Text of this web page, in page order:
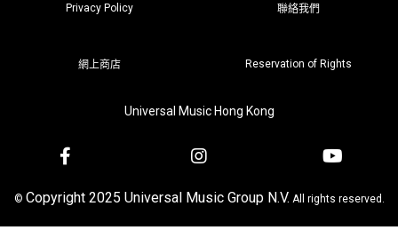
Privacy Policy 聯絡我們
網上商店 Reservation of Rights
Universal Music Hong Kong
© Copyright 2025 Universal Music Group N.V. All rights reserved.